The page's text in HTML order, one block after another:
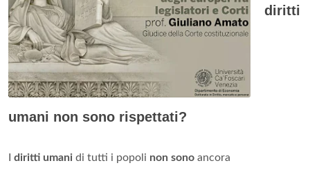
diritti
umani non sono rispettati?
diritti umani di tutti i popoli non sono ancora